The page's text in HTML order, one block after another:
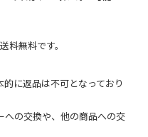
料無料です。
に返品は不可となっており
への交換や、他の商品への交